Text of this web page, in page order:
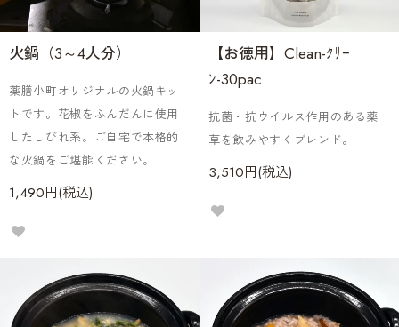
火鍋（3～4人分）
薬膳小町オリジナルの火鍋キッ
トです。花椒をふんだんに使用
したしびれ系。ご自宅で本格的
な火鍋をご堪能ください。
1,490円(税込)
【お徳用】Clean-ｸﾘｰ
ﾝ-30pac
抗菌・抗ウイルス作用のある薬
草を飲みやすくブレンド。
3,510円(税込)